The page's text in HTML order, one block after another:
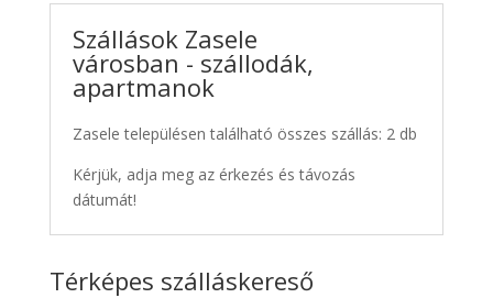
Szállások Zasele
városban - szállodák,
apartmanok
Zasele településen található összes szállás: 2 db
Kérjük, adja meg az érkezés és távozás
dátumát!
Térképes szálláskereső